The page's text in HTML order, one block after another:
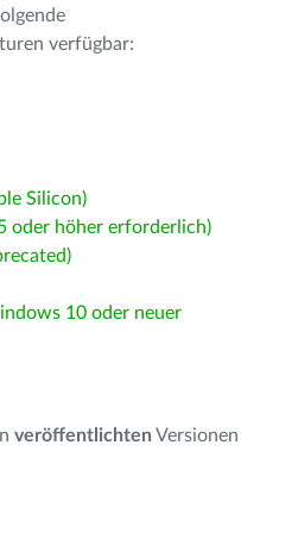
verfügbar:
Silicon)
oder höher erforderlich)
10 oder neuer
veröffentlichten Versionen